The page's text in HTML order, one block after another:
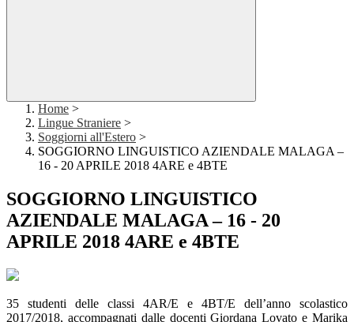
Home >
Lingue Straniere >
Soggiorni all'Estero >
SOGGIORNO LINGUISTICO AZIENDALE MALAGA –
16 - 20 APRILE 2018 4ARE e 4BTE
SOGGIORNO LINGUISTICO
AZIENDALE MALAGA – 16 - 20
APRILE 2018 4ARE e 4BTE
35 studenti delle classi 4AR/E e 4BT/E dell’anno scolastico
2017/2018, accompagnati dalle docenti Giordana Lovato e Marika